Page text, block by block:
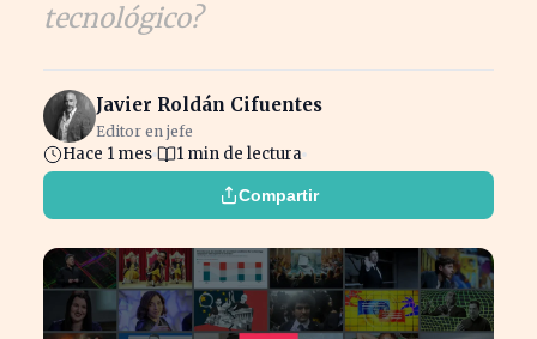
tecnológico?
Javier Roldán Cifuentes
Editor en jefe
Hace 1 mes 1 min de lectura
Compartir